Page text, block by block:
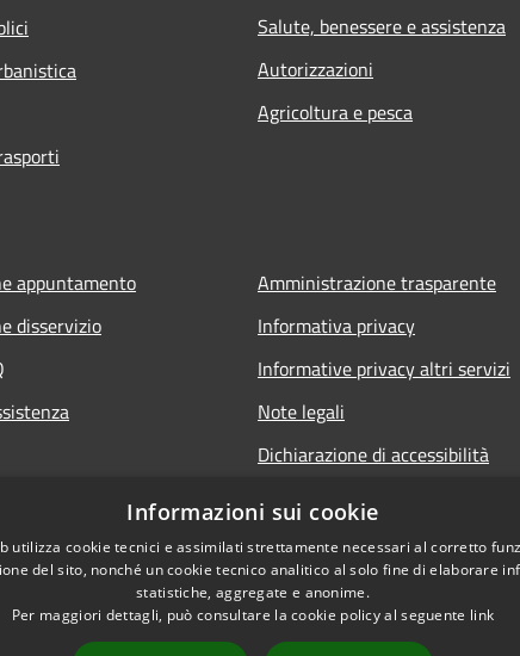
Salute, benessere e assistenza
Autorizzazioni
Agricoltura e pesca
appuntamento
disservizio
Amministrazione trasparente
Informativa privacy
Informative privacy altri servizi
Note legali
Dichiarazione di accessibilità
Informazioni sui cookie
utilizza cookie tecnici e assimilati strettamente necessari al corretto
del sito, nonché un cookie tecnico analitico al solo fine di elaborare
statistiche, aggregate e anonime.
Per maggiori dettagli, può consultare la cookie policy al seguente link